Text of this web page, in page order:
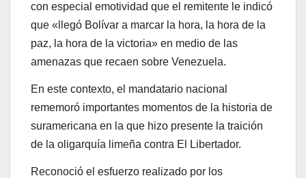
con especial emotividad que el remitente le indicó
que «llegó Bolívar a marcar la hora, la hora de la
paz, la hora de la victoria» en medio de las
amenazas que recaen sobre Venezuela.
En este contexto, el mandatario nacional
rememoró importantes momentos de la historia de
suramericana en la que hizo presente la traición
de la oligarquía limeña contra El Libertador.
Reconoció el esfuerzo realizado por los